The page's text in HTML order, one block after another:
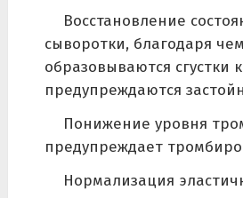
Восстановление
сыворотки, благодаря
образовываются сгустки
предупреждаются
Понижение уровня
предупреждает
Нормализация